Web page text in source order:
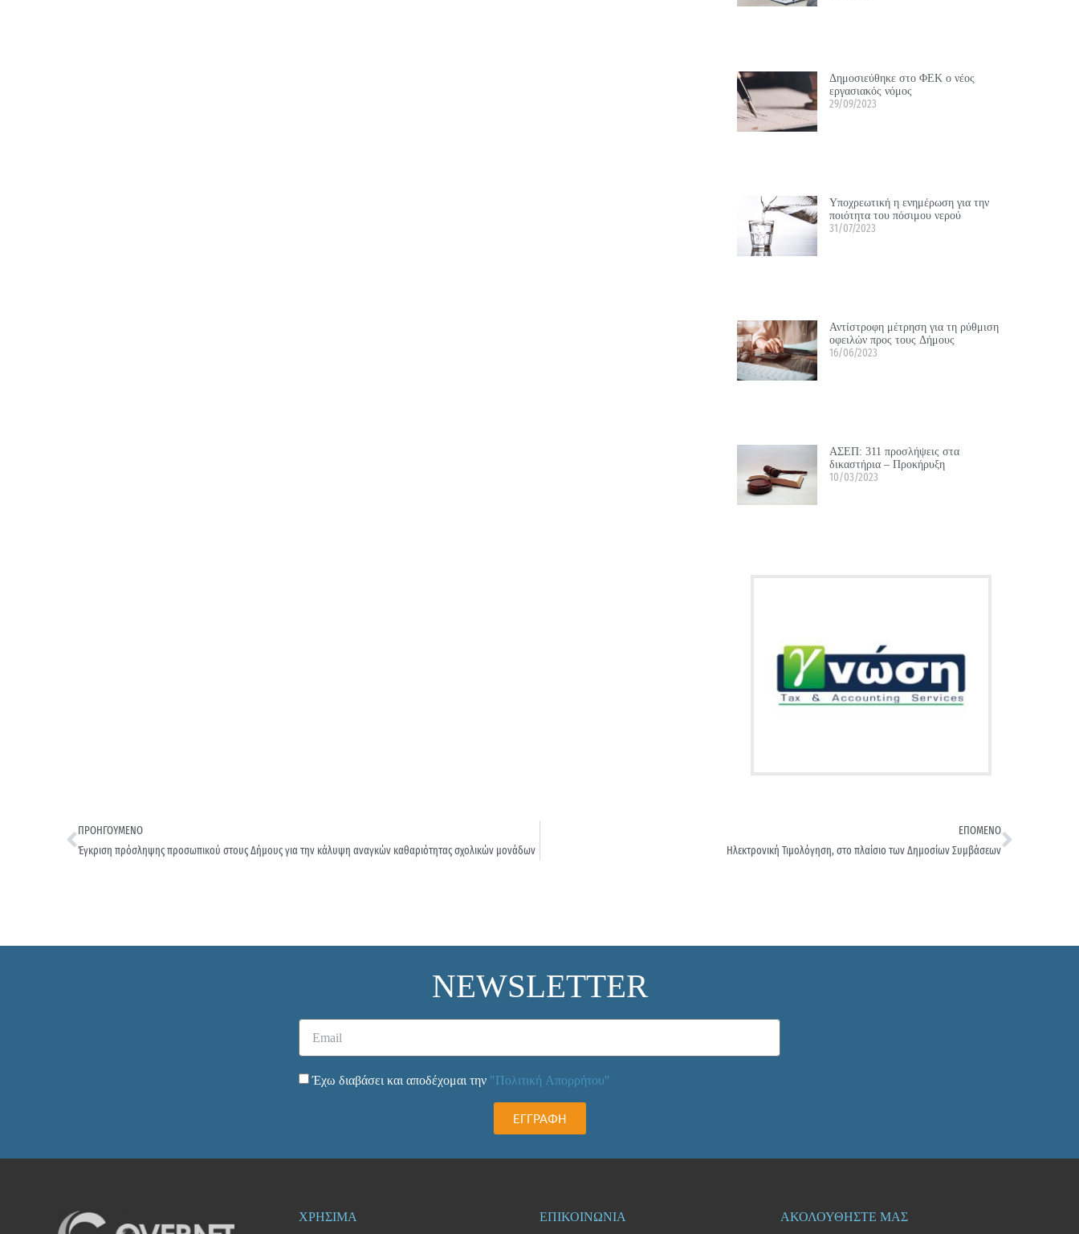
Δημοσιεύθηκε στο ΦΕΚ ο νέος
εργασιακός νόμος
29/09/2023
Υποχρεωτική η ενημέρωση για την
ποιότητα του πόσιμου νερού
31/07/2023
Αντίστροφη μέτρηση για τη ρύθμιση
οφειλών προς τους Δήμους
16/06/2023
ΑΣΕΠ: 311 προσλήψεις στα
δικαστήρια – Προκήρυξη
10/03/2023
ΠΡΟΗΓΟΥΜΕΝΟ
Έγκριση πρόσληψης προσωπικού στους Δήμους για την κάλυψη αναγκών καθαριότητας σχολικών μονάδων
ΕΠΟΜΕΝΟ
Ηλεκτρονική Τιμολόγηση, στο πλαίσιο των Δημοσίων Συμβάσεων
NEWSLETTER
Έχω διαβάσει και αποδέχομαι την "Πολιτική Απορρήτου"
ΕΓΓΡΑΦΗ
ΧΡΗΣΙΜΑ ΕΠΙΚΟΙΝΩΝΙΑ ΑΚΟΛΟΥΘΗΣΤΕ ΜΑΣ